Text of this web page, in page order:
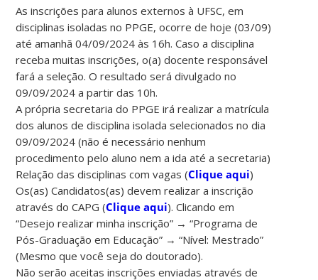
As inscrições para alunos externos à UFSC, em
disciplinas isoladas no PPGE, ocorre de hoje (03/09)
até amanhã 04/09/2024 às 16h. Caso a disciplina
receba muitas inscrições, o(a) docente responsável
fará a seleção. O resultado será divulgado no
09/09/2024 a partir das 10h.
A própria secretaria do PPGE irá realizar a matrícula
dos alunos de disciplina isolada selecionados no dia
09/09/2024 (não é necessário nenhum
procedimento pelo aluno nem a ida até a secretaria)
Relação das disciplinas com vagas (Clique aqui)
Os(as) Candidatos(as) devem realizar a inscrição
através do CAPG (Clique aqui). Clicando em
“Desejo realizar minha inscrição” → “Programa de
Pós-Graduação em Educação” → “Nível: Mestrado”
(Mesmo que você seja do doutorado).
Não serão aceitas inscrições enviadas através de